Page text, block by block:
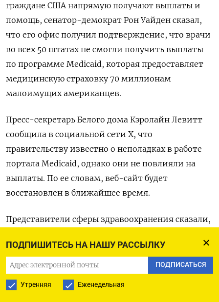
ПОДПИШИТЕСЬ НА НАШУ РАССЫЛКУ
ПОДПИСАТЬСЯ
Утренняя Еженедельная
граждане США напрямую получают выплаты и
помощь, сенатор-демократ Рон Уайден сказал,
что его офис получил подтверждение, что врачи
во всех 50 штатах не смогли получить выплаты
по программе Medicaid, которая предоставляет
медицинскую страховку 70 миллионам
малоимущих американцев.
Пресс-секретарь Белого дома Кэролайн Левитт
сообщила в социальной сети X, что
правительству известно о неполадках в работе
портала Medicaid, однако они не повлияли на
выплаты. По ее словам, веб-сайт будет
восстановлен в ближайшее время.
Представители сферы здравоохранения сказали,
негативным последствиям.
«Если федеральное правительство прекратит
перечислять средства подрядчикам Medicaid в